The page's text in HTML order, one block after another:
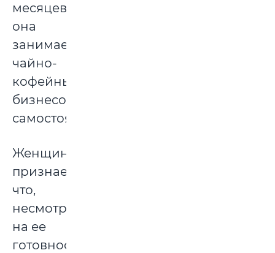
месяцев
она
занимается
чайно-
кофейным
бизнесом
самостоятельно.
Женщина
признается,
что,
несмотря
на ее
готовность